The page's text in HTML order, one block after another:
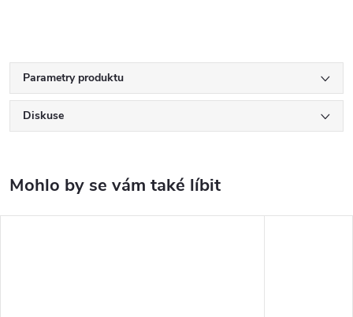
Parametry produktu
Diskuse